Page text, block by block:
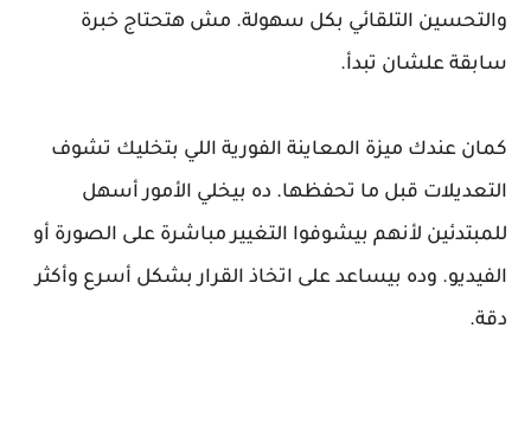
والتحسين التلقائي بكل سهولة. مش هتحتاج خبرة
سابقة علشان تبدأ.
كمان عندك ميزة المعاينة الفورية اللي بتخليك تشوف
التعديلات قبل ما تحفظها. ده بيخلي الأمور أسهل
للمبتدئين لأنهم بيشوفوا التغيير مباشرة على الصورة أو
الفيديو. وده بيساعد على اتخاذ القرار بشكل أسرع وأكثر
دقة.